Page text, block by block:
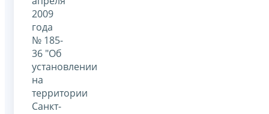
2009
года
№ 185-
36 "Об
установлении
на
территории
Санкт-